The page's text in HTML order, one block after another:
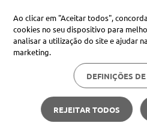
Procure no Marketplace Médis
Pesquisas mais comuns
xiaomi
Gravidez e Bebé
Mustela Bebé Champô 200ml
Ao clicar em "Aceitar todos",
cookies no seu dispositivo para
analisar a utilização do site e ajudar
marketing.
DEFINIÇÕES
REJEITAR TODOS